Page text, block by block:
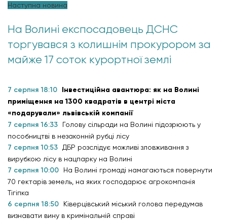
Наступна новина
На Волині експосадовець ДСНС
торгувався з колишнім прокурором за
майже 17 соток курортної землі
7 серпня 18:10 Інвестиційна авантюра: як на Волині
приміщення на 1300 квадратів в центрі міста
«подарували» львівській компанії
7 серпня 16:33
Голову сільради на Волині підозрюють у
пособництві в незаконній рубці лісу
7 серпня 10:53
ДБР розслідує можливі зловживання з
вирубкою лісу в нацпарку на Волині
7 серпня 10:00
На Волині громаді намагаються повернути
70 гектарів земель, на яких господарює агрокомпанія
Тігіпка
6 серпня 18:50
Ківерцівський міський голова передумав
визнавати вину в кримінальній справі